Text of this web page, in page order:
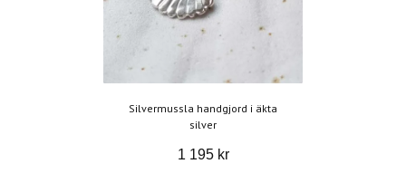
Silvermussla handgjord i äkta
silver
1 195 kr